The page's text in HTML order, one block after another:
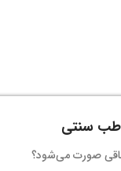
طب سنتی